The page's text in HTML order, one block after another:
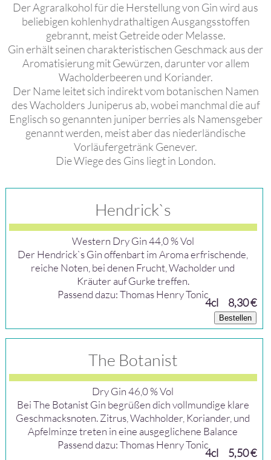
Der Agraralkohol für die Herstellung von Gin wird aus
beliebigen kohlenhydrathaltigen Ausgangsstoffen
gebrannt, meist Getreide oder Melasse.
Gin erhält seinen charakteristischen Geschmack aus der
Aromatisierung mit Gewürzen, darunter vor allem
Wacholderbeeren und Koriander.
Der Name leitet sich indirekt vom botanischen Namen
des Wacholders Juniperus ab, wobei manchmal die auf
Englisch so genannten juniper berries als Namensgeber
genannt werden, meist aber das niederländische
Vorläufergetränk Genever.
Die Wiege des Gins liegt in London.
Hendrick`s
Western Dry Gin 44,0 % Vol
Der Hendrick`s Gin offenbart im Aroma erfrischende,
reiche Noten, bei denen Frucht, Wacholder und
Kräuter auf Gurke treffen.
Passend dazu: Thomas Henry Tonic
4cl 8,30 €
Bestellen
The Botanist
Dry Gin 46,0 % Vol
Bei The Botanist Gin begrüßen dich vollmundige klare
Geschmacksnoten. Zitrus, Wachholder, Koriander, und
Apfelminze treten in eine ausgeglichene Balance
Passend dazu: Thomas Henry Tonic
4cl 5,50 €